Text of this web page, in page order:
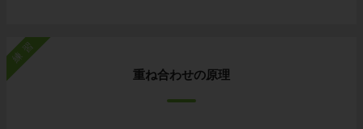
練習
重ね合わせの原理